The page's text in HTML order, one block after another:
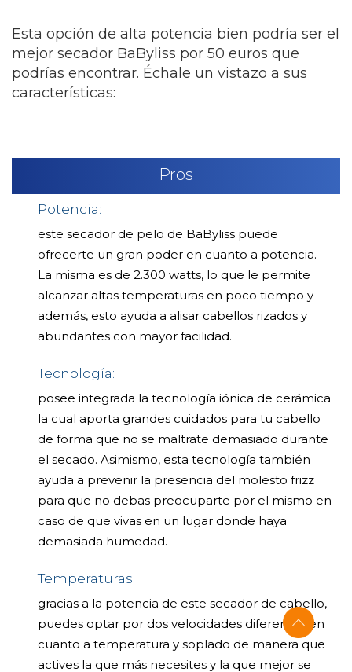
Esta opción de alta potencia bien podría ser el
mejor secador BaByliss por 50 euros que
podrías encontrar. Échale un vistazo a sus
características:
Pros
Potencia:
este secador de pelo de BaByliss puede
ofrecerte un gran poder en cuanto a potencia.
La misma es de 2.300 watts, lo que le permite
alcanzar altas temperaturas en poco tiempo y
además, esto ayuda a alisar cabellos rizados y
abundantes con mayor facilidad.
Tecnología:
posee integrada la tecnología iónica de cerámica
la cual aporta grandes cuidados para tu cabello
de forma que no se maltrate demasiado durante
el secado. Asimismo, esta tecnología también
ayuda a prevenir la presencia del molesto frizz
para que no debas preocuparte por el mismo en
caso de que vivas en un lugar donde haya
demasiada humedad.
Temperaturas:
gracias a la potencia de este secador de cabello,
puedes optar por dos velocidades diferentes en
cuanto a temperatura y soplado de manera que
actives la que más necesites y la que mejor se